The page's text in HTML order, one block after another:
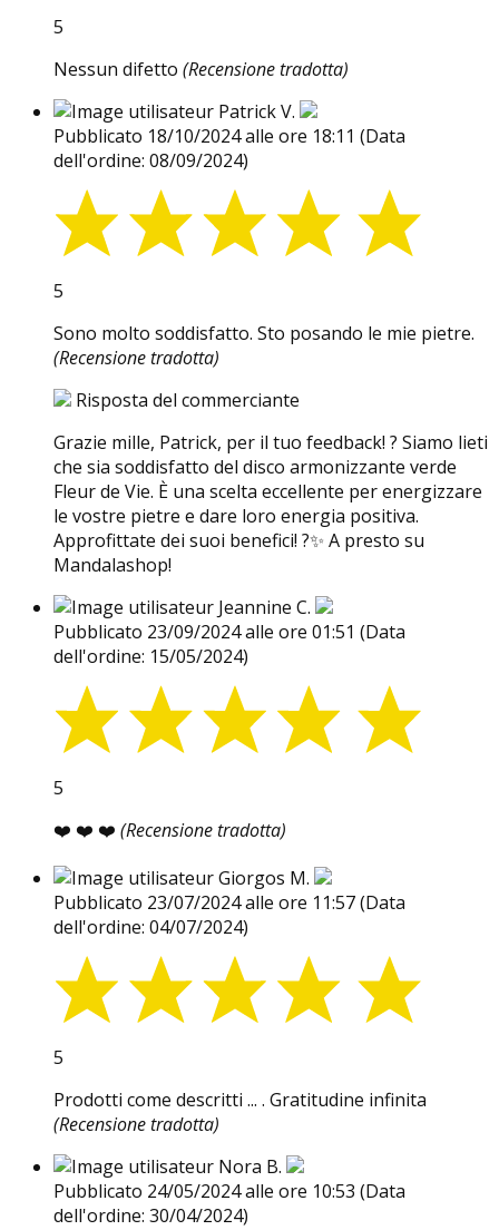
5
Nessun difetto (Recensione tradotta)
Patrick V.
Pubblicato 18/10/2024 alle ore 18:11 (Data
dell'ordine: 08/09/2024)
5
Sono molto soddisfatto. Sto posando le mie pietre.
(Recensione tradotta)
Risposta del commerciante
Grazie mille, Patrick, per il tuo feedback! ? Siamo lieti
che sia soddisfatto del disco armonizzante verde
Fleur de Vie. È una scelta eccellente per energizzare
le vostre pietre e dare loro energia positiva.
Approfittate dei suoi benefici! ?✨ A presto su
Mandalashop!
Jeannine C.
Pubblicato 23/09/2024 alle ore 01:51 (Data
dell'ordine: 15/05/2024)
5
❤️ ❤️ ❤️ (Recensione tradotta)
Giorgos M.
Pubblicato 23/07/2024 alle ore 11:57(Data
dell'ordine: 04/07/2024)
5
Prodotti come descritti ... . Gratitudine infinita
(Recensione tradotta)
Nora B.
Pubblicato 24/05/2024 alle ore 10:53 (Data
dell'ordine: 30/04/2024)